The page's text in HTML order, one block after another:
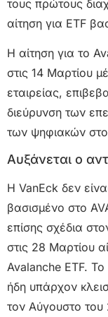
τους πρώτους
αίτηση για ETF
Η αίτηση για το
στις 14 Μαρτίου
εταιρείας,
διεύρυνση των
των ψηφιακών
Αυξάνεται ο
Η VanEck δεν
βασισμένο στο
επίσης σχέδια
στις 28 Μαρτίου
Avalanche ETF.
ήδη υπάρχον
τον Αύγουστο του